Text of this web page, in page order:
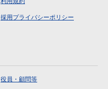
採用プライバシーポリシー
役員・顧問等